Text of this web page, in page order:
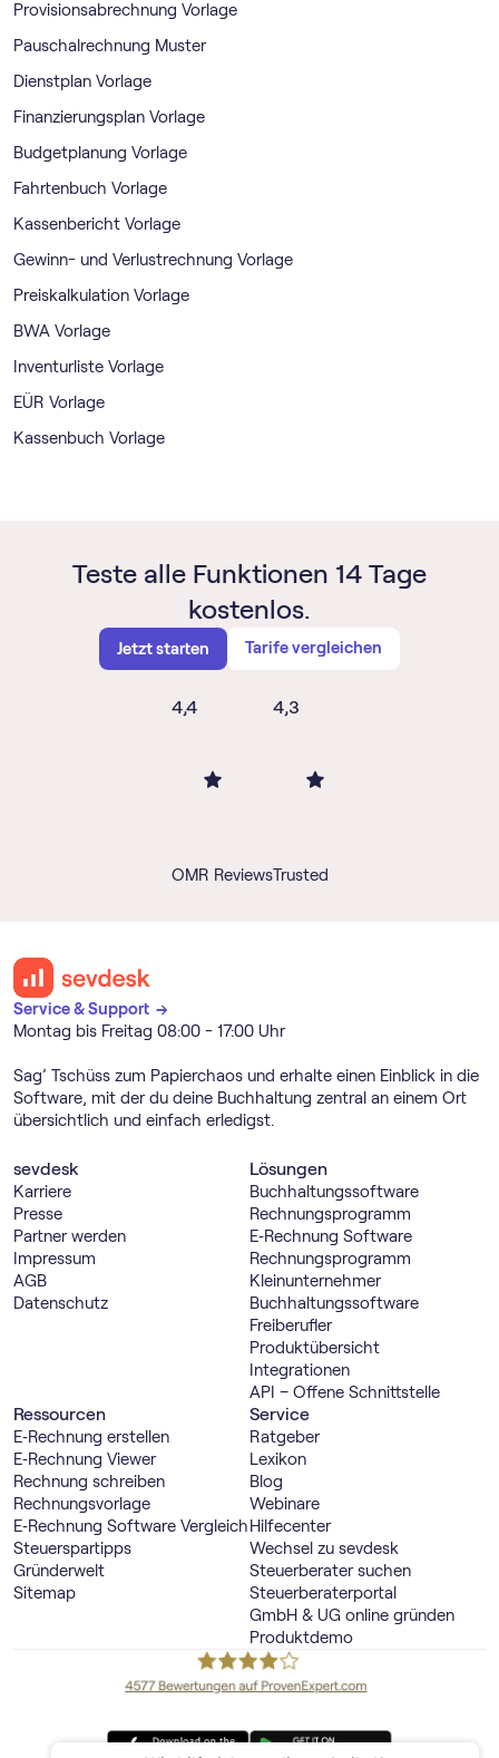
Provisionsabrechnung Vorlage
Pauschalrechnung Muster
Dienstplan Vorlage
Finanzierungsplan Vorlage
Budgetplanung Vorlage
Fahrtenbuch Vorlage
Kassenbericht Vorlage
Gewinn- und Verlustrechnung Vorlage
Preiskalkulation Vorlage
BWA Vorlage
Inventurliste Vorlage
EÜR Vorlage
Kassenbuch Vorlage
Teste alle Funktionen 14 Tage
kostenlos.
Jetzt starten Tarife vergleichen
4,4
OMR Reviews
4,3
Trusted
Service & Support →
Montag bis Freitag 08:00 - 17:00 Uhr
Sag’ Tschüss zum Papierchaos und erhalte einen Einblick in die
Software, mit der du deine Buchhaltung zentral an einem Ort
übersichtlich und einfach erledigst.
sevdesk
Karriere
Presse
Partner werden
Impressum
AGB
Datenschutz
Lösungen
Buch­haltungs­software
Rechnungs­programm
E‑Rechnung Software
Rechnungs­programm
Kleinunternehmer
Buch­haltungs­software
Freiberufler
Produktübersicht
Integrationen
API – Offene Schnittstelle
Ressourcen
E‑Rechnung erstellen
E‑Rechnung Viewer
Rechnung schreiben
Rechnungsvorlage
E‑Rechnung Software Vergleich
Steuerspartipps
Gründerwelt
Sitemap
Service
Ratgeber
Lexikon
Blog
Webinare
Hilfecenter
Wechsel zu sevdesk
Steuerberater suchen
Steuerberaterportal
GmbH & UG online gründen
Produktdemo